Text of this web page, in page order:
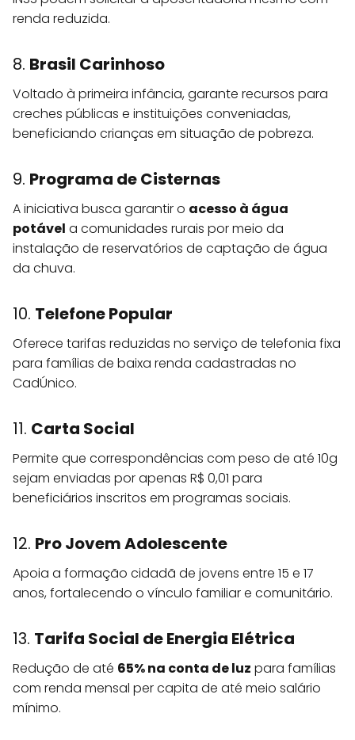
renda reduzida.
8. Brasil Carinhoso
Voltado à primeira infância, garante recursos para
creches públicas e instituições conveniadas,
beneficiando crianças em situação de pobreza.
9. Programa de Cisternas
A iniciativa busca garantir o acesso à água
potável a comunidades rurais por meio da
instalação de reservatórios de captação de água
da chuva.
10. Telefone Popular
Oferece tarifas reduzidas no serviço de telefonia fixa
para famílias de baixa renda cadastradas no
CadÚnico.
11. Carta Social
Permite que correspondências com peso de até 10g
sejam enviadas por apenas R$ 0,01 para
beneficiários inscritos em programas sociais.
12. Pro Jovem Adolescente
Apoia a formação cidadã de jovens entre 15 e 17
anos, fortalecendo o vínculo familiar e comunitário.
13. Tarifa Social de Energia Elétrica
Redução de até 65% na conta de luz para famílias
com renda mensal per capita de até meio salário
mínimo.